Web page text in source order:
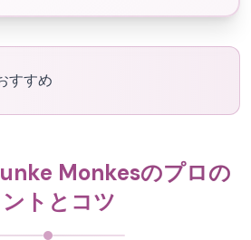
すすめ
Monkesのプロの
ントとコツ